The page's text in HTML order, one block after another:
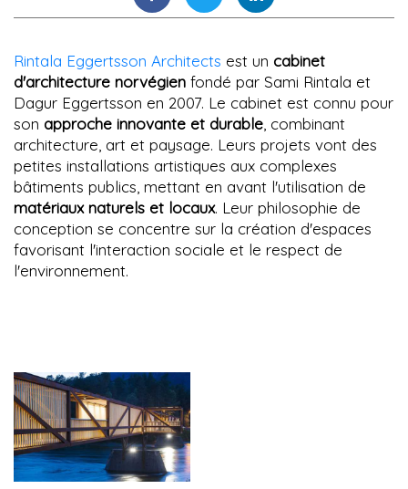
Rintala Eggertsson Architects est un cabinet
d'architecture norvégien fondé par Sami Rintala et
Dagur Eggertsson en 2007. Le cabinet est connu pour
son approche innovante et durable , combinant
architecture, art et paysage. Leurs projets vont des
petites installations artistiques aux complexes
bâtiments publics, mettant en avant l'utilisation de
matériaux naturels et locaux. Leur philosophie de
conception se concentre sur la création d'espaces
favorisant l'interaction sociale et le respect de
l'environnement.